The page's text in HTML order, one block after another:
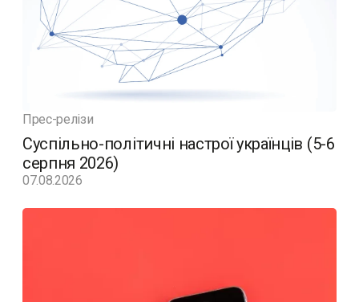
Прес-релізи
Суспільно-політичні настрої українців (5-6
серпня 2026)
07.08.2026